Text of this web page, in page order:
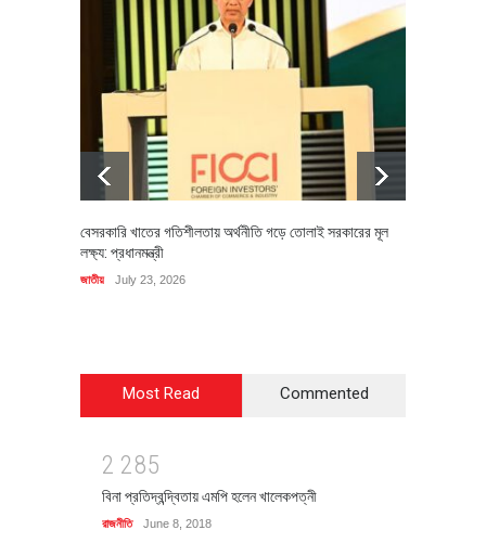
বেসরকারি খাতের গতিশীলতায় অর্থনীতি গড়ে তোলাই সরকারের মূল
লক্ষ্য: প্রধানমন্ত্রী
জাতীয় July 23, 2026
Most Read Commented
2 285
বিনা প্রতিদ্বন্দ্বিতায় এমপি হলেন খালেকপত্নী
রাজনীতি June 8, 2018